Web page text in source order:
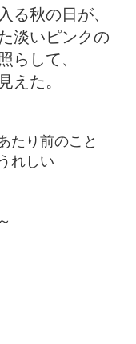
秋の日が、
淡いピンクの
して、
た。
り前のこと
れしい